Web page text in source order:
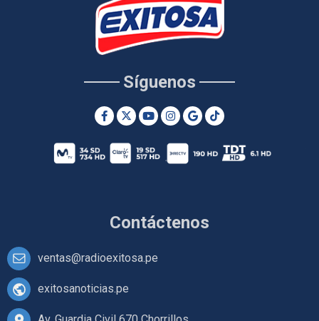
Contáctenos
ventas@radioexitosa.pe
exitosanoticias.pe
Síguenos